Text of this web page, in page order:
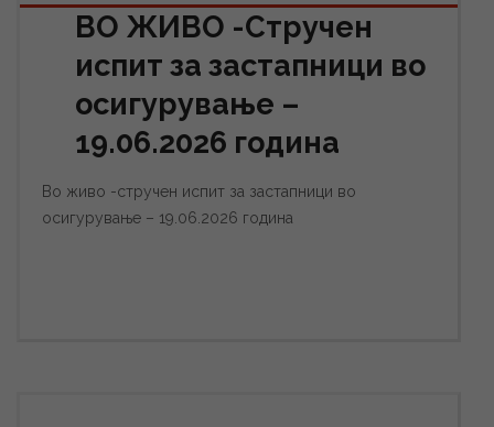
ВО ЖИВО -Стручен
испит за застапници во
осигурување –
19.06.2026 година
Во живо -стручен испит за застапници во
осигурување – 19.06.2026 година